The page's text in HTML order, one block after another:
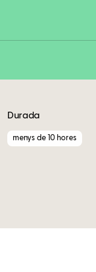
Durada
menys de 10 hores